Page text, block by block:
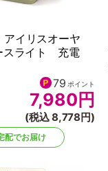
アイリスオーヤ
ライト 充電
79 ポイント
7,980 円
(税込 8,778円)
配でお届け